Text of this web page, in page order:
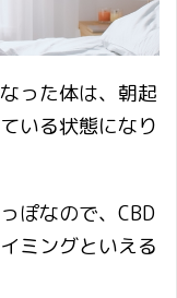
った体は、朝起
いる状態になり
ぽなので、CBD
ミングといえる